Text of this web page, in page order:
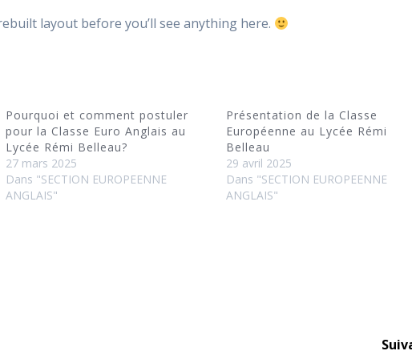
layout before you’ll see anything here.
Pourquoi et comment postuler
pour la Classe Euro Anglais au
Lycée Rémi Belleau?
27 mars 2025
Dans "SECTION EUROPEENNE
ANGLAIS"
Présentation de la Classe
Européenne au Lycée Rémi
Belleau
29 avril 2025
Dans "SECTION EUROPEENNE
ANGLAIS"